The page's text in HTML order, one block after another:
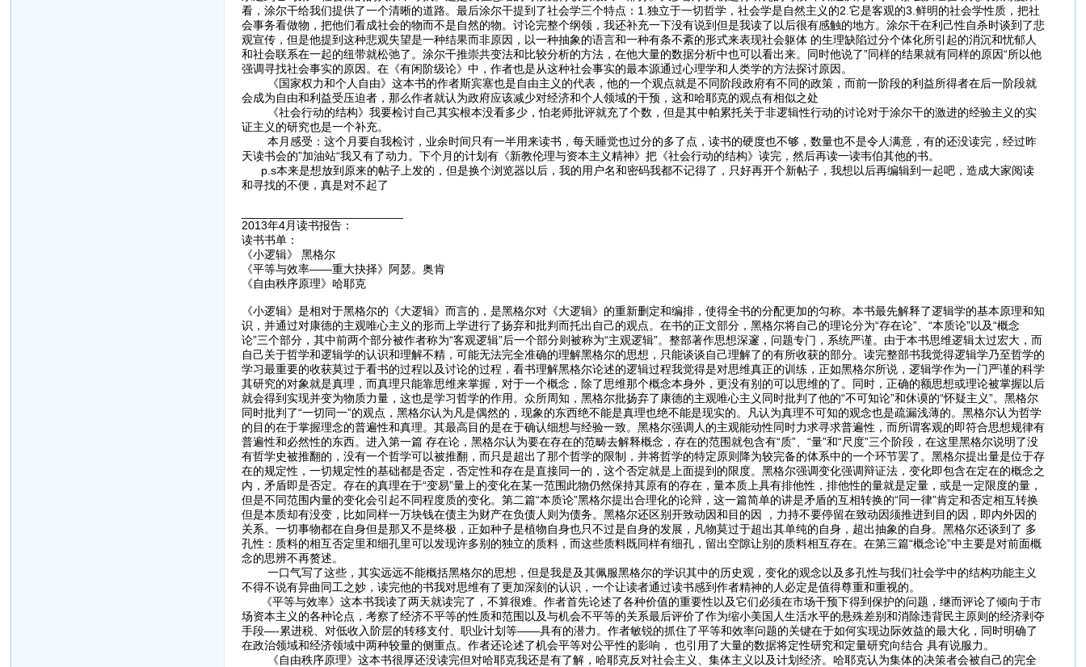
看，涂尔干给我们提供了一个清晰的道路。最后涂尔干提到了社会学三个特点：1.独立于一切哲学，社会学是自然主义的2.它是客观的3.鲜明的社会学性质，把社
会事务看做物，把他们看成社会的物而不是自然的物。讨论完整个纲领，我还补充一下没有说到但是我读了以后很有感触的地方。涂尔干在利己性自杀时谈到了悲
观宣传，但是他提到这种悲观失望是一种结果而非原因，以一种抽象的语言和一种有条不紊的形式来表现社会躯体 的生理缺陷过分个体化所引起的消沉和忧郁人
和社会联系在一起的纽带就松弛了。涂尔干推崇共变法和比较分析的方法，在他大量的数据分析中也可以看出来。同时他说了”同样的结果就有同样的原因“所以他
强调寻找社会事实的原因。在《有闲阶级论》中，作者也是从这种社会事实的最本源通过心理学和人类学的方法探讨原因。
《国家权力和个人自由》这本书的作者斯宾塞也是自由主义的代表，他的一个观点就是不同阶段政府有不同的政策，而前一阶段的利益所得者在后一阶段就
会成为自由和利益受压迫者，那么作者就认为政府应该减少对经济和个人领域的干预，这和哈耶克的观点有相似之处
《社会行动的结构》我要检讨自己其实根本没看多少，怕老师批评就充了个数，但是其中帕累托关于非逻辑性行动的讨论对于涂尔干的激进的经验主义的实
证主义的研究也是一个补充。
本月感受：这个月要自我检讨，业余时间只有一半用来读书，每天睡觉也过分的多了点，读书的硬度也不够，数量也不是令人满意，有的还没读完，经过昨
天读书会的”加油站“我又有了动力。下个月的计划有《新教伦理与资本主义精神》把《社会行动的结构》读完，然后再读一读韦伯其他的书。
p.s本来是想放到原来的帖子上发的，但是换个浏览器以后，我的用户名和密码我都不记得了，只好再开个新帖子，我想以后再编辑到一起吧，造成大家阅读
和寻找的不便，真是对不起了
2013年4月读书报告：
读书书单：
《小逻辑》 黑格尔
《平等与效率——重大抉择》阿瑟。奥肯
《自由秩序原理》哈耶克
《小逻辑》是相对于黑格尔的《大逻辑》而言的，是黑格尔对《大逻辑》的重新删定和编排，使得全书的分配更加的匀称。本书最先解释了逻辑学的基本原理和知
识，并通过对康德的主观唯心主义的形而上学进行了扬弃和批判而托出自己的观点。在书的正文部分，黑格尔将自己的理论分为“存在论”、“本质论”以及“概念
论”三个部分，其中前两个部分被作者称为“客观逻辑”后一个部分则被称为“主观逻辑”。整部著作思想深邃，问题专门，系统严谨。由于本书思维逻辑太过宏大，而
自己关于哲学和逻辑学的认识和理解不精，可能无法完全准确的理解黑格尔的思想，只能谈谈自己理解了的有所收获的部分。读完整部书我觉得逻辑学乃至哲学的
学习最重要的收获莫过于看书的过程以及讨论的过程，看书理解黑格尔论述的逻辑过程我觉得是对思维真正的训练，正如黑格尔所说，逻辑学作为一门严谨的科学
其研究的对象就是真理，而真理只能靠思维来掌握，对于一个概念，除了思维那个概念本身外，更没有别的可以思维的了。同时，正确的额思想或理论被掌握以后
就会得到实现并变为物质力量，这也是学习哲学的作用。众所周知，黑格尔批扬弃了康德的主观唯心主义同时批判了他的“不可知论”和休谟的“怀疑主义”。黑格尔
同时批判了“一切同一”的观点，黑格尔认为凡是偶然的，现象的东西绝不能是真理也绝不能是现实的。凡认为真理不可知的观念也是疏漏浅薄的。黑格尔认为哲学
的目的在于掌握理念的普遍性和真理。其最高目的是在于确认细想与经验一致。黑格尔强调人的主观能动性同时力求寻求普遍性，而所谓客观的即符合思想规律有
普遍性和必然性的东西。进入第一篇 存在论，黑格尔认为要在存在的范畴去解释概念，存在的范围就包含有“质”、“量”和“尺度”三个阶段，在这里黑格尔说明了没
有哲学史被推翻的，没有一个哲学可以被推翻，而只是超出了那个哲学的限制，并将哲学的特定原则降为较完备的体系中的一个环节罢了。黑格尔提出量是位于存
在的规定性，一切规定性的基础都是否定，否定性和存在是直接同一的，这个否定就是上面提到的限度。黑格尔强调变化强调辩证法，变化即包含在定在的概念之
内，矛盾即是否定。存在的真理在于“变易”量上的变化在某一范围此物仍然保持其原有的存在，量本质上具有排他性，排他性的量就是定量，或是一定限度的量，
但是不同范围内量的变化会引起不同程度质的变化。第二篇“本质论”黑格尔提出合理化的论辩，这一篇简单的讲是矛盾的互相转换的“同一律”肯定和否定相互转换
但是本质却有没变，比如同样一万块钱在债主为财产在负债人则为债务。黑格尔还区别开致动因和目的因 ，力持不要停留在致动因须推进到目的因，即内外因的
关系。一切事物都在自身但是那又不是终极，正如种子是植物自身也只不过是自身的发展，凡物莫过于超出其单纯的自身，超出抽象的自身。黑格尔还谈到了 多
孔性：质料的相互否定里和细孔里可以发现许多别的独立的质料，而这些质料既同样有细孔，留出空隙让别的质料相互存在。在第三篇“概念论”中主要是对前面概
念的思辨不再赘述。
一口气写了这些，其实远远不能概括黑格尔的思想，但是我是及其佩服黑格尔的学识其中的历史观，变化的观念以及多孔性与我们社会学中的结构功能主义
不得不说有异曲同工之妙，读完他的书我对思维有了更加深刻的认识，一个让读者通过读书感到作者精神的人必定是值得尊重和重视的。
《平等与效率》这本书我读了两天就读完了，不算很难。作者首先论述了各种价值的重要性以及它们必须在市场干预下得到保护的问题，继而评论了倾向于市
场资本主义的各种论点，考察了经济不平等的性质和范围以及与机会不平等的关系最后评价了作为缩小美国人生活水平的悬殊差别和消除违背民主原则的经济剥夺
手段—-累进税、对低收入阶层的转移支付、职业计划等——具有的潜力。作者敏锐的抓住了平等和效率问题的关键在于如何实现边际效益的最大化，同时明确了
在政治领域和经济领域中两种较量的侧重点。作者还论述了机会平等对公平性的影响， 也引用了大量的数据将定性研究和定量研究向结合 具有说服力。
《自由秩序原理》这本书很厚还没读完但对哈耶克我还是有了解，哈耶克反对社会主义、集体主义以及计划经济。哈耶克认为集体的决策者会被自己的完全